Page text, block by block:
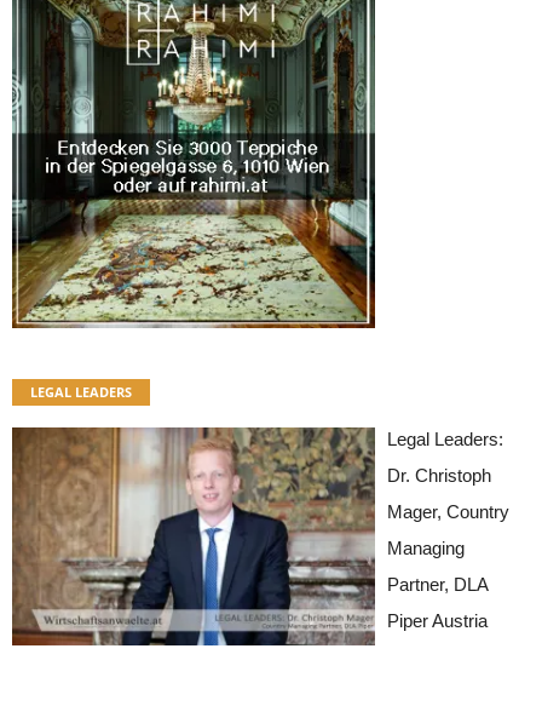
LEGAL LEADERS
Legal Leaders:
Dr. Christoph
Mager, Country
Managing
Partner, DLA
Piper Austria